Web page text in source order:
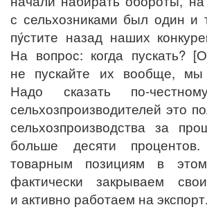
с сельхозниками был один и
пýстите назад наших
На вопрос: когда пускать?
не пускайте их вообще,
Надо сказать по-
сельхозпроизводителей это
сельхозпроизводства за
больше десяти
товарным позициям в
фактически закрываем
и активно работаем на экспорт.